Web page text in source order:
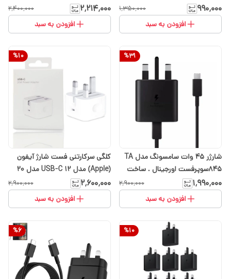
۹۹۰٬۰۰۰ ۱٬۳۵۰٬۰۰۰
افزودن به سبد
BA(ارسال رایگان با انتخاب گزینه
تیپاکس)
۲٬۲۱۴٬۰۰۰ ۲٬۴۰۰٬۰۰۰
افزودن به سبد
%31
شارژر 45 وات سامسونگ مدل TA
845سوپرفست اورجینال . ساخت
ویتنام
۱٬۹۹۰٬۰۰۰ ۲٬۹۰۰٬۰۰۰
افزودن به سبد
%10
کلگی سرکارتنی فست شارژ آیفون
(Apple) مدل 12 USB-C مدل 20
وات
۲٬۶۰۰٬۰۰۰ ۲٬۹۰۰٬۰۰۰
افزودن به سبد
%10
%6